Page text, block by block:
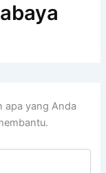
apa yang Anda